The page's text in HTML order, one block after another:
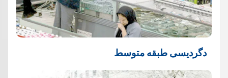
دگردیسی طبقه متوسط